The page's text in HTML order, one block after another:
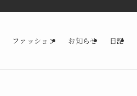
ファッション お知らせ 日記